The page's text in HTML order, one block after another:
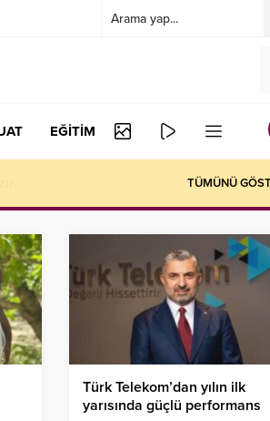
EĞİTİM
TÜMÜNÜ
Türk Telekom’dan yılın ilk
yarısında güçlü performans